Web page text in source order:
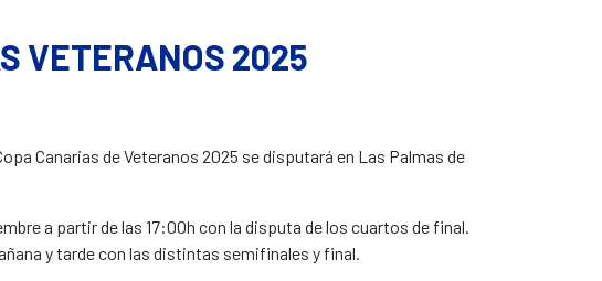
VETERANOS 2025
Canarias de Veteranos 2025 se disputará en Las Palmas de
a partir de las 17:00h con la disputa de los cuartos de final.
y tarde con las distintas semifinales y final.